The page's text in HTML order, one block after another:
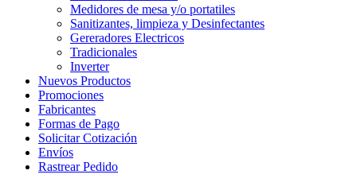
Medidores de mesa y/o portatiles
Sanitizantes, limpieza y Desinfectantes
Gereradores Electricos
Tradicionales
Inverter
Nuevos Productos
Promociones
Fabricantes
Formas de Pago
Solicitar Cotización
Envíos
Rastrear Pedido